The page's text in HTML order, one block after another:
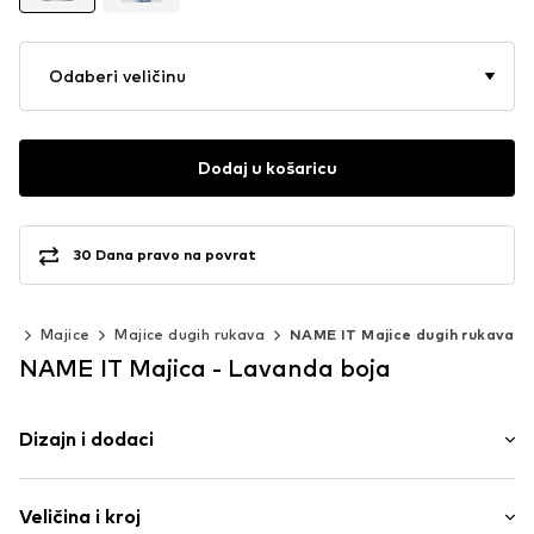
Odaberi veličinu
Dodaj u košaricu
30 Dana pravo na povrat
Majice Majice dugih rukava NAME IT Majice dugih rukava
NAME IT Majica - Lavanda boja
Dizajn i dodaci
Jersey
Veličina i kroj